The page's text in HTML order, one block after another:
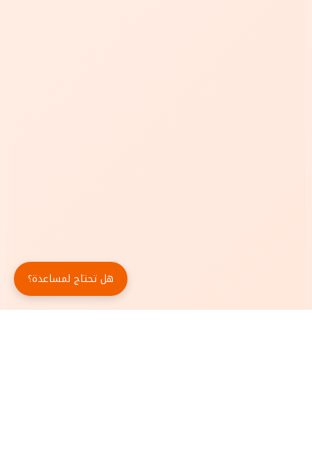
هل تحتاج لمساعدة؟